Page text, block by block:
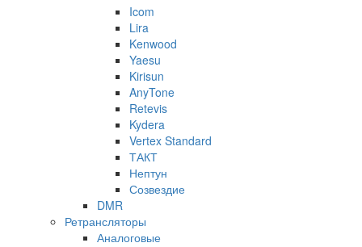
Icom
Lira
Kenwood
Yaesu
Kirisun
AnyTone
Retevis
Kydera
Vertex Standard
ТАКТ
Нептун
Созвездие
DMR
Ретрансляторы
Аналоговые